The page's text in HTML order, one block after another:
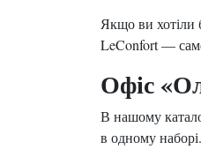
Якщо ви хотіли
LeConfort —
Офіс
В нашому
в одному наборі.